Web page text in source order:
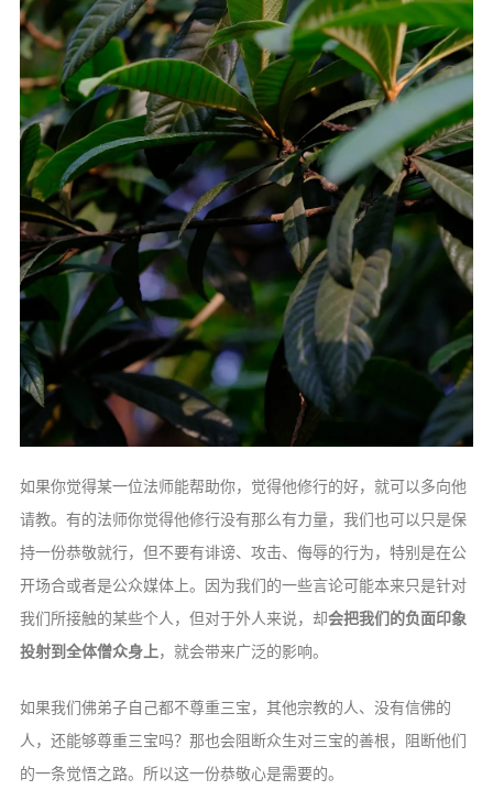
如果你觉得某一位法师能帮助你，觉得他修行的好，就可以多向他
请教。有的法师你觉得他修行没有那么有力量，我们也可以只是保
持一份恭敬就行，但不要有诽谤、攻击、侮辱的行为，特别是在公
开场合或者是公众媒体上。因为我们的一些言论可能本来只是针对
我们所接触的某些个人，但对于外人来说，却会把我们的负面印象
投射到全体僧众身上，就会带来广泛的影响。
如果我们佛弟子自己都不尊重三宝，其他宗教的人、没有信佛的
人，还能够尊重三宝吗？那也会阻断众生对三宝的善根，阻断他们
的一条觉悟之路。所以这一份恭敬心是需要的。